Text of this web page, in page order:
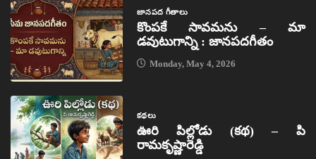
జానపద గీతాలు
కొంపకే సావమను – మా
డవుటుగాన్ని : జానపదగీతం
Monday, May 4, 2026
కథలు
ఊరి పిల్లోడు (కథ) – పి
రామకృష్ణారెడ్డి